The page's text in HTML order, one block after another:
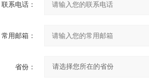
联系电话：
常用邮箱：
省份：